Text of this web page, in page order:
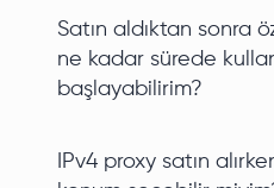
Satın aldıktan sonra
ne kadar sürede
başlayabilirim?
IPv4 proxy satın